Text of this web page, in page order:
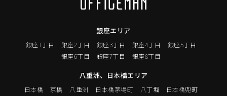
銀座エリア
銀座1丁目 銀座2丁目 銀座3丁目 銀座4丁目
銀座5丁目
銀座6丁目
銀座7丁目 銀座8丁目
八重洲、日本橋エリア
日本橋 京橋 八重洲 日本橋茅場町 八丁堀
日本橋兜町